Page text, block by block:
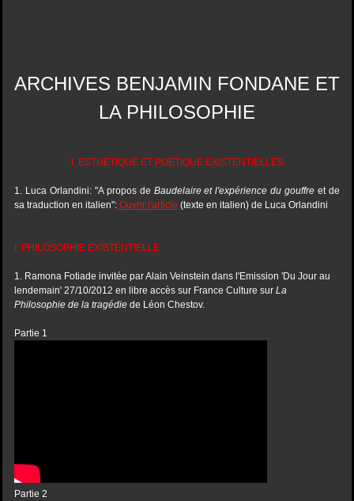
ARCHIVES BENJAMIN FONDANE ET
LA PHILOSOPHIE
I. ESTHETIQUE ET POETIQUE EXISTENTIELLES
1. Luca Orlandini: "A propos de Baudelaire et l'expérience du gouffre et de
sa traduction en italien": Ouvrir l'article (texte en italien) de Luca Orlandini
I. PHILOSOPHIE EXISTENTIELLE
1. Ramona Fotiade invitée par Alain Veinstein dans l'Emission 'Du Jour au
lendemain' 27/10/2012 en libre accès sur France Culture sur La
Philosophie de la tragédie de Léon Chestov.
Partie 1
Partie 2